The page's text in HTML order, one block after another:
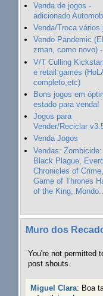
Venda de jogos -
adicionado
Venda/Troca vários
Vendo Pandemic
zman, como novo)
V/T Culling
e retail games
completo,etc)
Bons jogos em
estado para venda!
Jogos para
Vender/Reciclar
Venda Jogos
Vendas: Zombicide:
Black Plague,
Chronicles of Crime,
Game of Thrones
of the King, Mondo...
Muro dos
You're not permitted
post shouts.
Miguel Clara: Boa